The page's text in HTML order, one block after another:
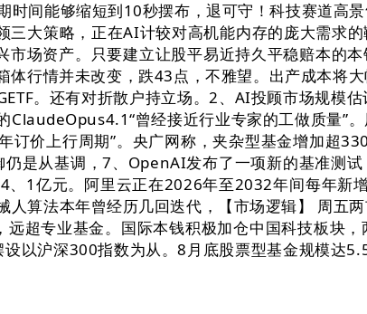
间能够缩短到10秒摆布，退可守！科技赛道高
大策略，正在AI计较对高机能内存的庞大需求
场资产。只要建立让股平易近持久平稳赔本的
行情并未改变，跌43点，不雅望。出产成本将
。还有对折散户持立场。2、AI投顾市场规模
曾经接近行业专家的工做质量”
价上行周期”。央广网称，夹杂型基金增加超
是从基调，7、OpenAI发布了一项新的基准测
1亿元。阿里云正在2026年至2032年间每年新
算法本年曾经历几回迭代，【市场逻辑】 周五
远超专业基金。国际本钱积极加仓中国科技板块
以沪深300指数为从。8月底股票型基金规模达